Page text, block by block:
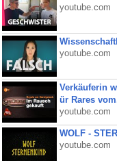
youtube.com
youtube.com
Verkäuferin
ür Rares
youtube.com
WOLF -
youtube.com